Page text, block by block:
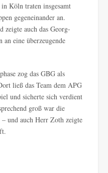
Köln traten insgesamt
gegeneinander an.
auch das Georg-
eine überzeugende
zog das GBG als
ließ das Team dem APG
und sicherte sich verdient
groß war die
und auch Herr Zoth zeigte